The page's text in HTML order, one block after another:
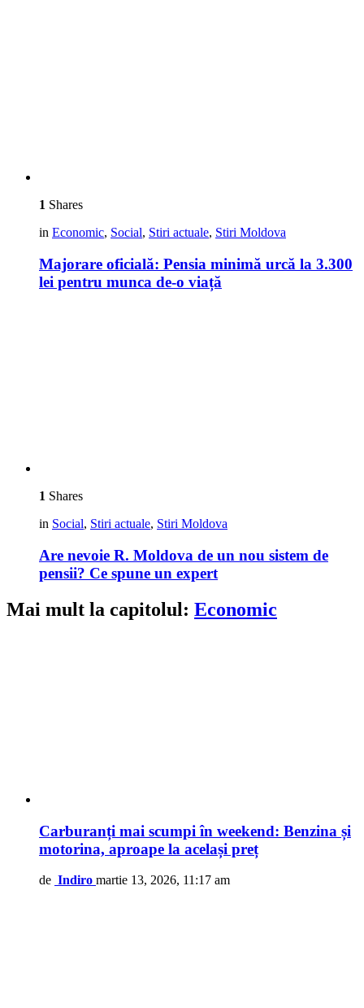
1 Shares
in Economic, Social, Stiri actuale, Stiri Moldova
Majorare oficială: Pensia minimă urcă la 3.300
lei pentru munca de-o viață
1 Shares
in Social, Stiri actuale, Stiri Moldova
Are nevoie R. Moldova de un nou sistem de
pensii? Ce spune un expert
Mai mult la capitolul: Economic
Carburanți mai scumpi în weekend: Benzina și
motorina, aproape la același preț
de Indiro martie 13, 2026, 11:17 am